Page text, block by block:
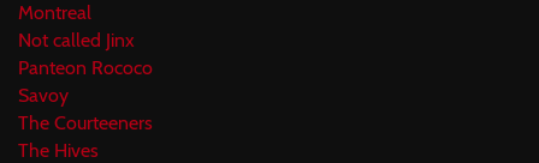
Montreal
Not called Jinx
Panteon Rococo
Savoy
The Courteeners
The Hives